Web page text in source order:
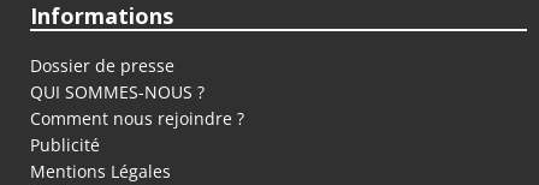
Informations
Dossier de presse
QUI SOMMES-NOUS ?
Comment nous rejoindre ?
Publicité
Mentions Légales